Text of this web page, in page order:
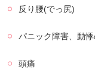
反り腰(でっ尻)
パニック障害、動
頭痛